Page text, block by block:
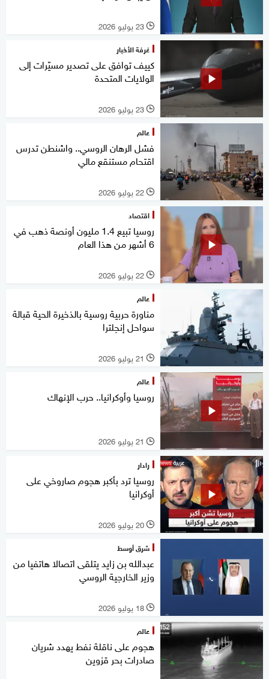
l 23 يوليو 2026
غرفة الأخبار
كييف توافق على تصدير مسيّرات إلى
الولايات المتحدة
l 23 يوليو 2026
عالم
فشل الرهان الروسي.. واشنطن تدرس
اقتحام مستنقع مالي
l 22 يوليو 2026
اقتصاد
روسيا تبيع 1.4 مليون أونصة ذهب في
6 أشهر من هذا العام
l 22 يوليو 2026
عالم
مناورة حربية روسية بالذخيرة الحية قبالة
سواحل إنجلترا
l 21 يوليو 2026
عالم
روسيا وأوكرانيا.. حرب الإنهاك
l 21 يوليو 2026
رادار
روسيا ترد بأكبر هجوم صاروخي على
أوكرانيا
l 20 يوليو 2026
شرق أوسط
عبدالله بن زايد يتلقى اتصالا هاتفيا من
وزير الخارجية الروسي
l 18 يوليو 2026
عالم
هجوم على ناقلة نفط يهدد شريان
صادرات بحر قزوين